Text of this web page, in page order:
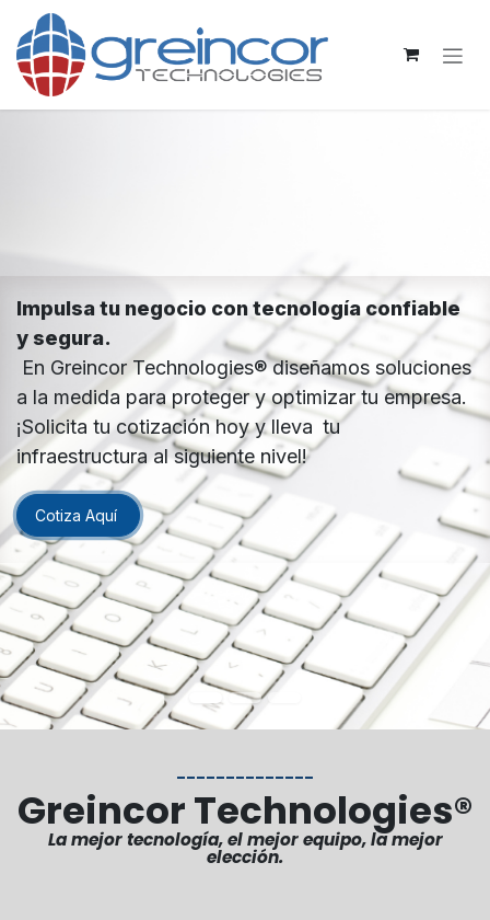
Ir al contenido
Impulsa tu negocio con tecnología confiable
y segura.
En Greincor Technologies® diseñamos soluciones
a la medida para proteger y optimizar tu empresa.
¡Solicita tu cotización hoy y lleva tu
infraestructura al siguiente nivel!
Cotiza Aquí
Greincor Technologies®
La mejor tecnología, el mejor equipo, la mejor
elección.